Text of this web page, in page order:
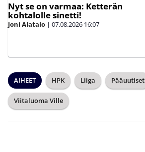
Nyt se on varmaa: Ketterän
kohtalolle sinetti!
Joni Alatalo | 07.08.2026 16:07
AIHEET HPK Liiga Pääuutiset
Viitaluoma Ville